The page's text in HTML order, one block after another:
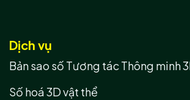
Dịch vụ
Bản sao số Tương tác Thông minh
Số hoá 3D vật thể